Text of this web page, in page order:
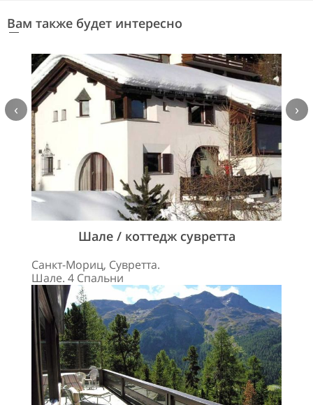
Вам также будет интересно
Шале / коттедж сувретта
Санкт-Мориц, Сувретта.
Шале. 4 Спальни
‹ ›